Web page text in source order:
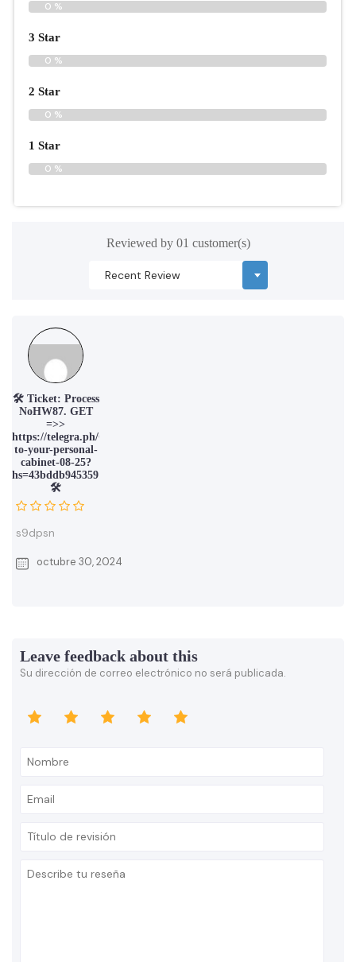
0 %
3 Star
0 %
2 Star
0 %
1 Star
0 %
Reviewed by 01 customer(s)
🛠 Ticket: Process
NoHW87. GET
=>>
https://telegra.ph/Go-
to-your-personal-
cabinet-08-25?
hs=43bddb9453591af406f3443b47043cc3&
🛠
s9dpsn
octubre 30, 2024
Leave feedback about this
Su dirección de correo electrónico no será publicada.